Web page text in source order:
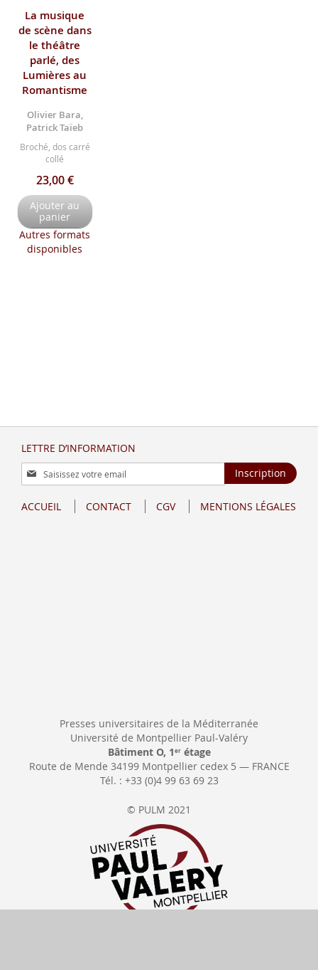
La musique
de scène dans
le théâtre
parlé, des
Lumières au
Romantisme
Olivier Bara,
Patrick Taïeb
Broché, dos carré
collé
23,00 €
Ajouter au
panier
Autres formats
disponibles
LETTRE D’INFORMATION
Inscription
à
lettre
Inscription
ACCUEIL CONTACT CGV MENTIONS LÉGALES
Presses universitaires de la Méditerranée
Université de Montpellier Paul-Valéry
Bâtiment O, 1 erétage
Route de Mende 34199 Montpellier cedex 5 — FRANCE
Tél. : +33 (0)4 99 63 69 23
© PULM 2021